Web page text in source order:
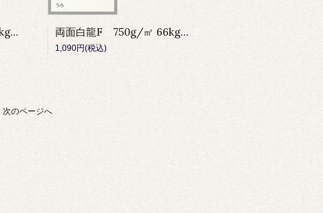
両面白龍F 650g/㎡ 57kg 80cm×110cm 両面白龍F 750g/㎡ 66kg 80cm×110cm
1,090円(税込)
次のページへ